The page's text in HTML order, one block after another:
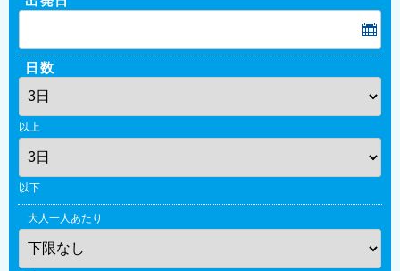
日数
以上
以下
大人一人あたり